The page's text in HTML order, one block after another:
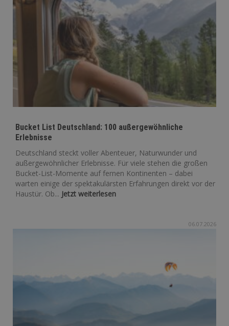
Bucket List Deutschland: 100 außergewöhnliche
Erlebnisse
Deutschland steckt voller Abenteuer, Naturwunder und
außergewöhnlicher Erlebnisse. Für viele stehen die großen
Bucket-List-Momente auf fernen Kontinenten – dabei
warten einige der spektakulärsten Erfahrungen direkt vor der
Haustür. Ob... Jetzt weiterlesen
06.07.2026